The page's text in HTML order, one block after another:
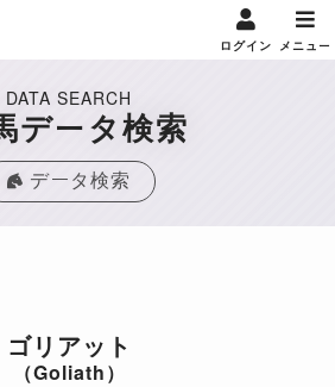
ログイン メニュー
DATA SEARCH
データ検索
データ検索
ゴリアット
（Goliath）